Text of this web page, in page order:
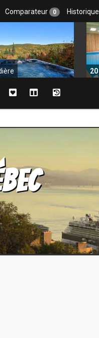
Comparateur 0 Historique
20 - Mauricie